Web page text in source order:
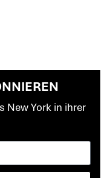
New York in ihrer